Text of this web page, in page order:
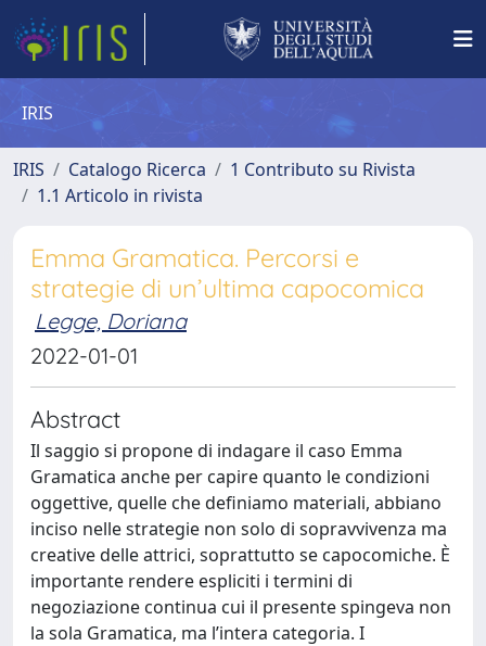
IRIS
IRIS Catalogo Ricerca
1 Contributo su Rivista
1.1 Articolo in rivista
Emma Gramatica. Percorsi e
strategie di un’ultima capocomica
Legge, Doriana
2022-01-01
Abstract
Il saggio si propone di indagare il caso Emma
Gramatica anche per capire quanto le condizioni
oggettive, quelle che definiamo materiali, abbiano
inciso nelle strategie non solo di sopravvivenza ma
creative delle attrici, soprattutto se capocomiche. È
importante rendere espliciti i termini di
negoziazione continua cui il presente spingeva non
la sola Gramatica, ma l’intera categoria. I